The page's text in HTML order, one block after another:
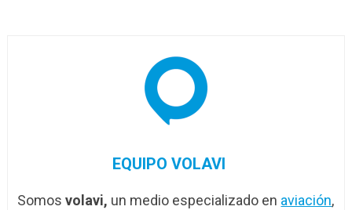
EQUIPO VOLAVI
Somosvolavi, un medio especializado en aviación,